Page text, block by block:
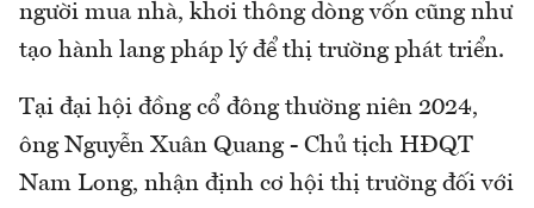
người mua nhà, khơi thông dòng vốn cũng như
tạo hành lang pháp lý để thị trường phát triển.
Tại đại hội đồng cổ đông thường niên 2024,
ông Nguyễn Xuân Quang - Chủ tịch HĐQT
Nam Long, nhận định cơ hội thị trường đối với